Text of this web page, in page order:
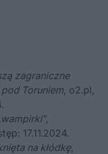
zagraniczne
Toruniem, o2.pl,
,
17.11.2024.
na kłódkę,